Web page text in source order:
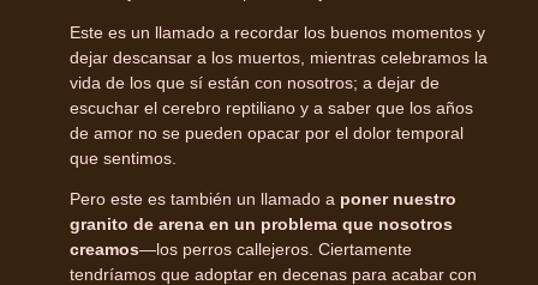
Este es un llamado a recordar los buenos momentos y
dejar descansar a los muertos, mientras celebramos la
vida de los que sí están con nosotros; a dejar de
escuchar el cerebro reptiliano y a saber que los años
de amor no se pueden opacar por el dolor temporal
que sentimos.
Pero este es también un llamado a poner nuestro
granito de arena en un problema que nosotros
creamos—los perros callejeros. Ciertamente
tendríamos que adoptar en decenas para acabar con